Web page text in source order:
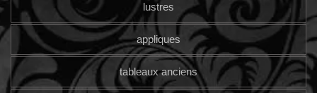
lustres
appliques
tableaux anciens